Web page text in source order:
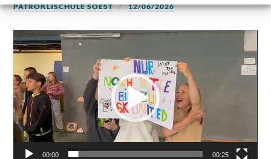
PATROKLISCHULE SOEST 12/06/2026
Video-
Player
00:00 00:25